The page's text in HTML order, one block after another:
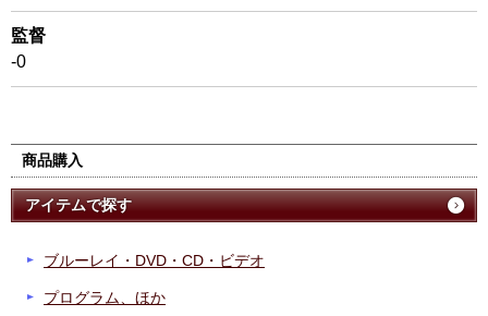
監督
-0
商品購入
アイテムで探す
ブルーレイ・DVD・CD・ビデオ
プログラム、ほか